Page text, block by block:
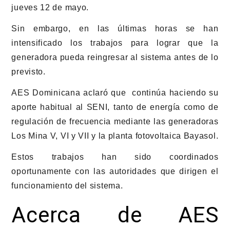
jueves 12 de mayo.
Sin embargo, en las últimas horas se han
intensificado los trabajos para lograr que la
generadora pueda reingresar al sistema antes de lo
previsto.
AES Dominicana aclaró que continúa haciendo su
aporte habitual al SENI, tanto de energía como de
regulación de frecuencia mediante las generadoras
Los Mina V, VI y VII y la planta fotovoltaica Bayasol.
Estos trabajos han sido coordinados
oportunamente con las autoridades que dirigen el
funcionamiento del sistema.
Acerca de AES